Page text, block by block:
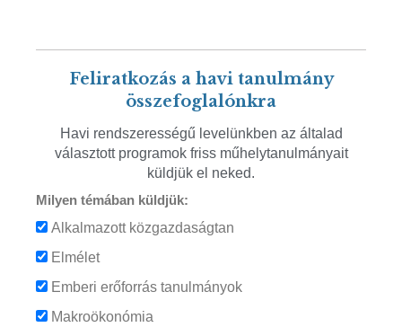
Feliratkozás a havi tanulmány
összefoglalónkra
Havi rendszerességű levelünkben az általad
választott programok friss műhelytanulmányait
küldjük el neked.
Milyen témában küldjük:
Alkalmazott közgazdaságtan
Elmélet
Emberi erőforrás tanulmányok
Makroökonómia